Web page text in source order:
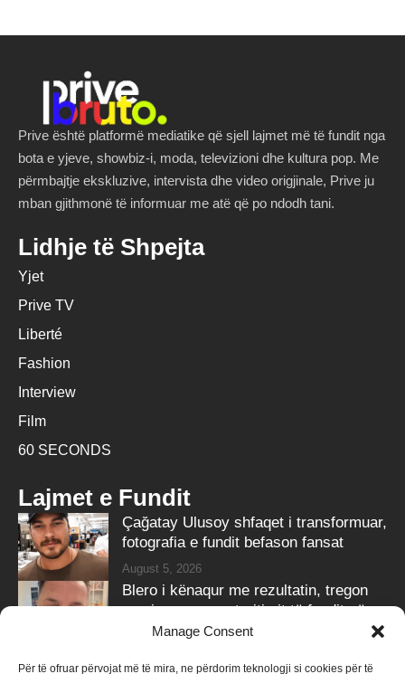
Manage Consent
Për të ofruar përvojat më të mira, ne përdorim teknologji si cookies për të
Prive është platformë mediatike që sjell lajmet më të fundit nga
bota e yjeve, showbiz-i, moda, televizioni dhe kultura pop. Me
përmbajtje ekskluzive, intervista dhe video origjinale, Prive ju
mban gjithmonë të informuar me atë që po ndodh tani.
Lidhje të Shpejta
Yjet
Prive TV
Liberté
Fashion
Interview
Film
60 SECONDS
Lajmet e Fundit
Çağatay Ulusoy shfaqet i transformuar,
fotografia e fundit befason fansat
August 5, 2026
Blero i kënaqur me rezultatin, tregon
pamjen e re pas trajtimit të fundit në
‘Ozone Clinic’